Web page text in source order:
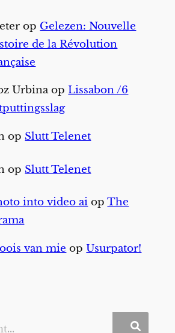
op Gelezen: Nouvelle
de la Révolution
UrbinaopLissabon /6
op Slutt Telenet
op Slutt Telenet
into video ai opThe
van mie opUsurpator!